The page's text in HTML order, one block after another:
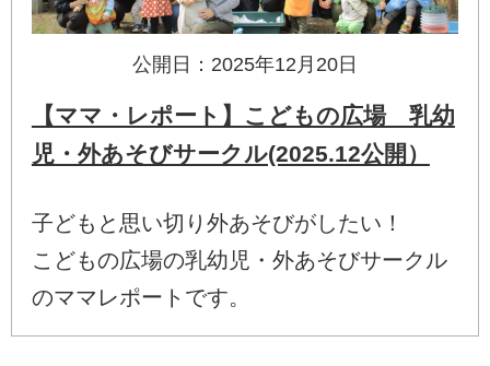
公開日：2025年12月20日
【ママ・レポート】こどもの広場 乳幼
児・外あそびサークル(2025.12公開）
子どもと思い切り外あそびがしたい！
こどもの広場の乳幼児・外あそびサークル
のママレポートです。